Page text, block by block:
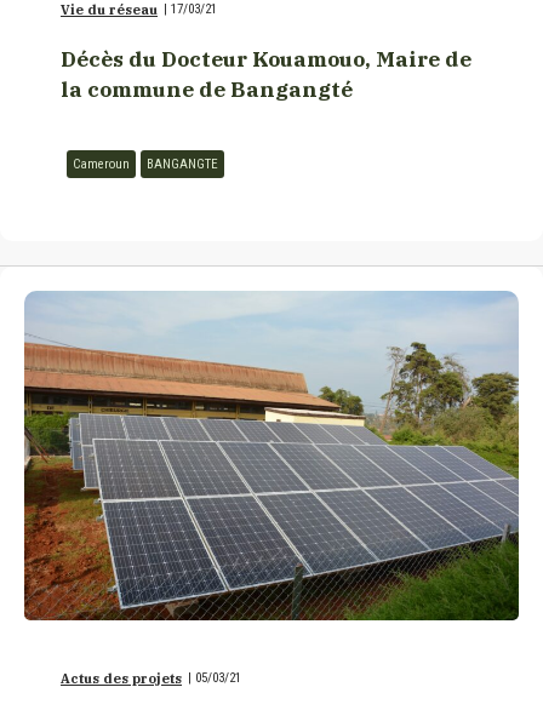
Vie du réseau 17/03/21
Décès du Docteur Kouamouo, Maire de
la commune de Bangangté
Cameroun BANGANGTE
Actus des projets | 05/03/21